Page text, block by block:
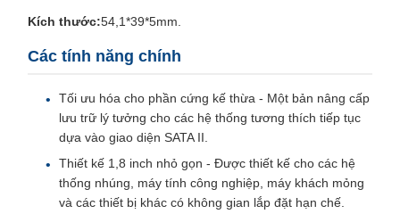
Kích thước:54,1*39*5mm.
Các tính năng chính
Tối ưu hóa cho phần cứng kế thừa - Một bản nâng cấp
lưu trữ lý tưởng cho các hệ thống tương thích tiếp tục
dựa vào giao diện SATA II.
Thiết kế 1,8 inch nhỏ gọn - Được thiết kế cho các hệ
thống nhúng, máy tính công nghiệp, máy khách mỏng
và các thiết bị khác có không gian lắp đặt hạn chế.